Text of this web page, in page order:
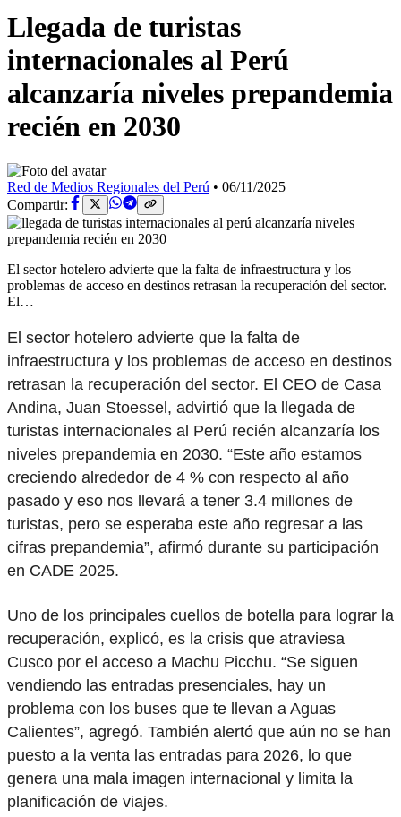
Llegada de turistas
internacionales al Perú
alcanzaría niveles prepandemia
recién en 2030
Red de Medios Regionales del Perú • 06/11/2025
Compartir:
El sector hotelero advierte que la falta de infraestructura y los
problemas de acceso en destinos retrasan la recuperación del sector.
El…
El sector hotelero advierte que la falta de
infraestructura y los problemas de acceso en destinos
retrasan la recuperación del sector. El CEO de Casa
Andina, Juan Stoessel, advirtió que la llegada de
turistas internacionales al Perú recién alcanzaría los
niveles prepandemia en 2030. “Este año estamos
creciendo alrededor de 4 % con respecto al año
pasado y eso nos llevará a tener 3.4 millones de
turistas, pero se esperaba este año regresar a las
cifras prepandemia”, afirmó durante su participación
en CADE 2025.
Uno de los principales cuellos de botella para lograr la
recuperación, explicó, es la crisis que atraviesa
Cusco por el acceso a Machu Picchu. “Se siguen
vendiendo las entradas presenciales, hay un
problema con los buses que te llevan a Aguas
Calientes”, agregó. También alertó que aún no se han
puesto a la venta las entradas para 2026, lo que
genera una mala imagen internacional y limita la
planificación de viajes.